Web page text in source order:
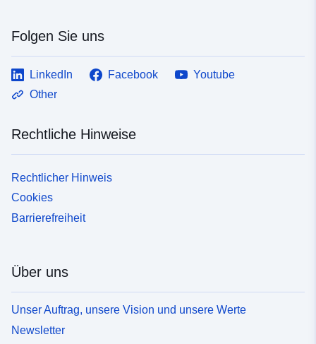
Folgen Sie uns
LinkedIn Facebook
Youtube
Other
Rechtliche Hinweise
Rechtlicher Hinweis
Cookies
Barrierefreiheit
Über uns
Unser Auftrag, unsere Vision und unsere Werte
Newsletter